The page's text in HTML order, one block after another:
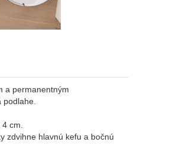
a permanentným
cm.
zdvihne hlavnú kefu a bočnú